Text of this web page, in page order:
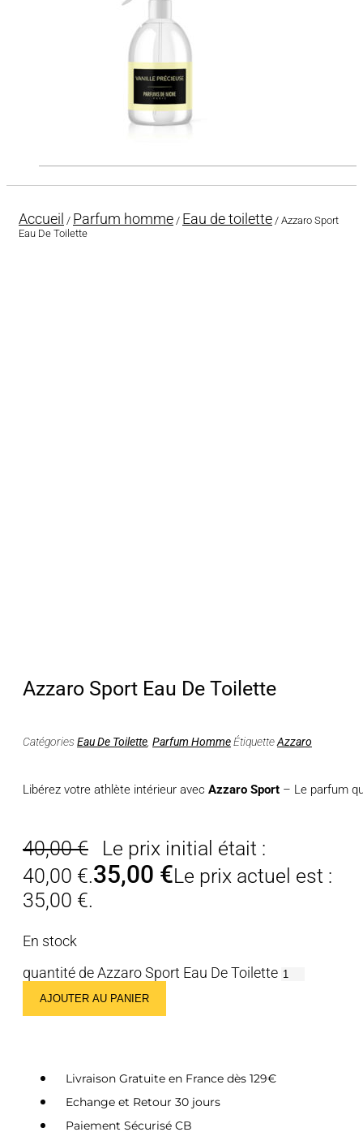
Accueil / Parfum homme / Eau de toilette / Azzaro Sport
Eau De Toilette
Azzaro Sport Eau De Toilette
CatégoriesEau De Toilette Parfum HommeÉtiquetteAzzaro
Libérez votre athlète intérieur avec Azzaro Sport – Le parfum
40,00€
Le prix initial était :
40,00 €.35,00 €Le prix actuel est :
35,00 €.
En stock
quantité de Azzaro Sport Eau De Toilette
AJOUTER AU PANIER
Livraison Gratuite en France dès 129€
Echange et Retour 30 jours
Paiement Sécurisé CB